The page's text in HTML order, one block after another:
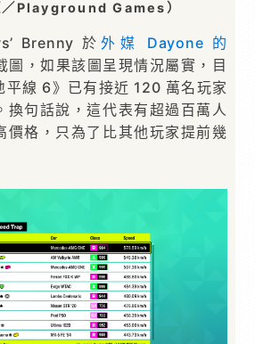
／Playground Games）
Brenny 於外媒 Dayone 的
圖，如果該圖呈現情況屬實，目
平線 6》已有接近 120 萬名玩家
換句話說，這代表有超過百萬人
價格，只為了比其他玩家提前幾